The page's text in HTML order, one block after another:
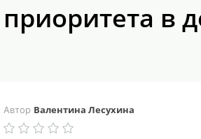
Автор Валентина Лесухина